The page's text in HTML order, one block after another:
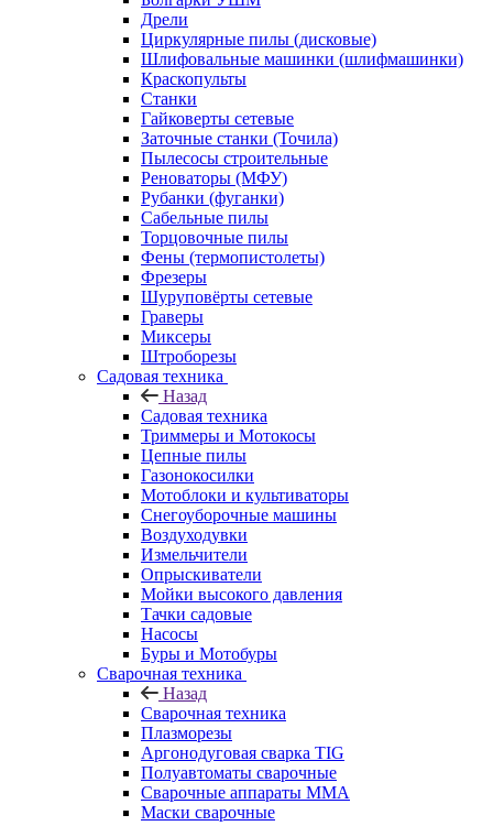
Дрели
Циркулярные пилы (дисковые)
Шлифовальные машинки (шлифмашинки)
Краскопульты
Станки
Гайковерты сетевые
Заточные станки (Точила)
Пылесосы строительные
Реноваторы (МФУ)
Рубанки (фуганки)
Сабельные пилы
Торцовочные пилы
Фены (термопистолеты)
Фрезеры
Шуруповёрты сетевые
Граверы
Миксеры
Штроборезы
Садовая техника
Назад
Садовая техника
Триммеры и Мотокосы
Цепные пилы
Газонокосилки
Мотоблоки и культиваторы
Снегоуборочные машины
Воздуходувки
Измельчители
Опрыскиватели
Мойки высокого давления
Тачки садовые
Насосы
Буры и Мотобуры
Сварочная техника
Назад
Сварочная техника
Плазморезы
Аргонодуговая сварка TIG
Полуавтоматы сварочные
Сварочные аппараты ММА
Маски сварочные